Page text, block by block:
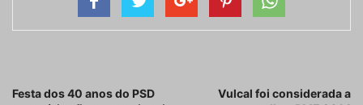
Festa dos 40 anos do PSD
Vulcal foi considerada a